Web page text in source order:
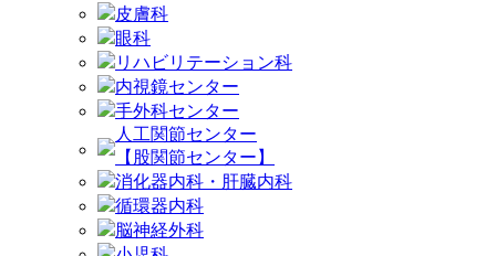
皮膚科
眼科
リハビリテーション科
内視鏡センター
手外科センター
人工関節センター
【股関節センター】
消化器内科・肝臓内科
循環器内科
脳神経外科